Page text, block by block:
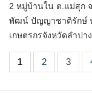
2 หมู่บ้านใน ต.แม่สุ
พัฒน์ ปัญญาชาติรักษ์
เกษตรกรจังหวัดลำปา
1 2 3